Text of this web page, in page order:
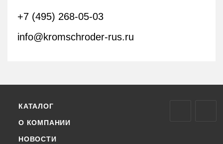
+7 (495) 268-05-03
info@kromschroder-rus.ru
КАТАЛОГ
О КОМПАНИИ
НОВОСТИ